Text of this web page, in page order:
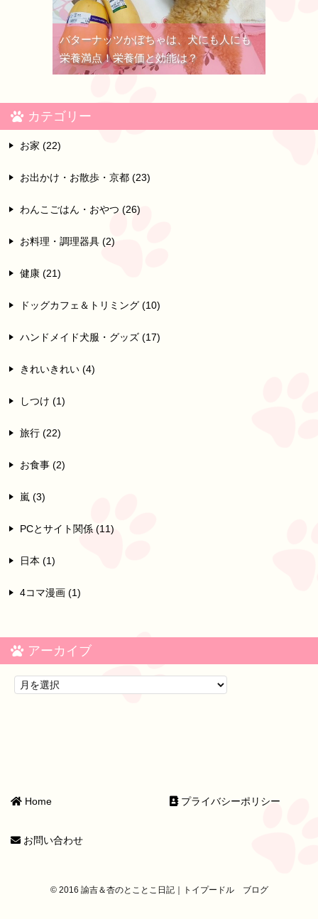
バターナッツかぼちゃは、犬にも人にも
栄養満点！栄養価と効能は？
カテゴリー
お家 (22)
お出かけ・お散歩・京都 (23)
わんこごはん・おやつ (26)
お料理・調理器具 (2)
健康 (21)
ドッグカフェ＆トリミング (10)
ハンドメイド犬服・グッズ (17)
きれいきれい (4)
しつけ (1)
旅行 (22)
お食事 (2)
嵐 (3)
PCとサイト関係 (11)
日本 (1)
4コマ漫画 (1)
アーカイブ
Home プライバシーポリシー
お問い合わせ
© 2016 諭吉＆杏のとことこ日記｜トイプードル ブログ